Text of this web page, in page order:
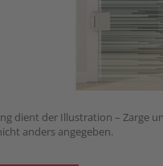
dient der Illustration – Zarge
anders angegeben.